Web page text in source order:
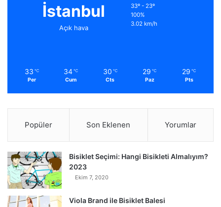
İstanbul
Açık hava
33º - 23º
100%
3.02 km/h
33 ℃
Per
34 ℃
Cum
30 ℃
Cts
29 ℃
Paz
29 ℃
Pts
Popüler Son Eklenen Yorumlar
Bisiklet Seçimi: Hangi Bisikleti Almalıyım?
2023
Ekim 7, 2020
Viola Brand ile Bisiklet Balesi